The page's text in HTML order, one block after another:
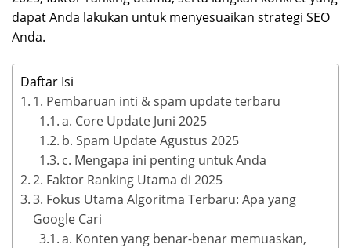
dapat Anda lakukan untuk menyesuaikan strategi SEO
Anda.
Daftar Isi
1. Pembaruan inti & spam update terbaru
a. Core Update Juni 2025
b. Spam Update Agustus 2025
c. Mengapa ini penting untuk Anda
2. Faktor Ranking Utama di 2025
3. Fokus Utama Algoritma Terbaru: Apa yang
Google Cari
a. Konten yang benar-benar memuaskan,